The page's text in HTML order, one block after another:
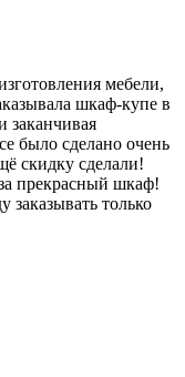
мебели,
шкаф-купе в
заканчивая
было сделано очень
скидку сделали!
прекрасный шкаф!
заказывать только